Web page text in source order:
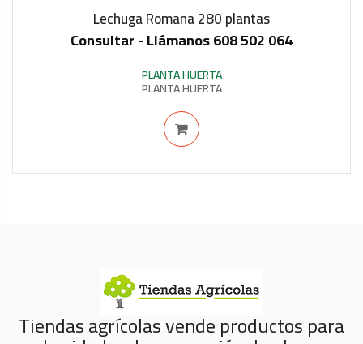
IN STOCK
Lechuga Romana 280 plantas
Consultar - Llámanos 608 502 064
PLANTA HUERTA
PLANTA HUERTA
Tiendas agrícolas vende productos para